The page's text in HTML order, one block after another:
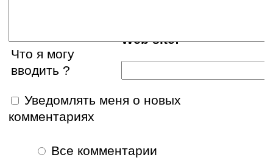
Web site:
Что я могу
вводить ?
Уведомлять меня о новых
комментариях
Все комментарии